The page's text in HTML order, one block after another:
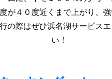
が４０度近くまで上がり、強
の際はぜひ浜名湖サービス
い！